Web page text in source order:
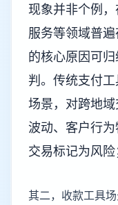
现象并非个例
服务等领域普
的核心原因可
判。传统支付
场景，对跨地
波动、客户行
交易标记为风险
其二，收款工具